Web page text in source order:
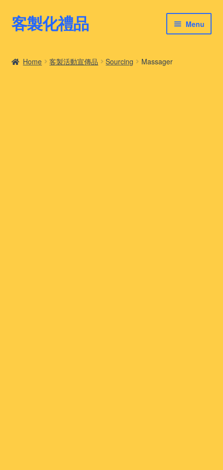
Skip
to
Skip
to
客製化禮品 Menu
Home 客製活動宣傳品 Sourcing Massager